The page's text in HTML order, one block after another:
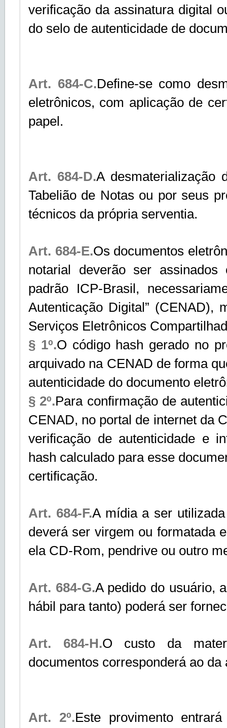
verificação da assinatura digital
do selo de autenticidade de
Art. 684-C.Define-se como
eletrônicos, com aplicação de
papel.
Art. 684-D.A desmaterialização
Tabelião de Notas ou por seus
técnicos da própria serventia.
Art. 684-E.Os documentos
notarial deverão ser
padrão ICP-Brasil,
Autenticação Digital” (CENAD),
Serviços Eletrônicos
§ 1º.O código hash gerado no
arquivado na CENAD de forma
autenticidade do documento
§ 2º.Para confirmação de
CENAD, no portal de internet da
verificação de autenticidade e
hash calculado para esse
certificação.
Art. 684-F.A mídia a ser
deverá ser virgem ou formatada
ela CD-Rom, pendrive ou outro
Art. 684-G.A pedido do usuário,
hábil para tanto) poderá ser
Art. 684-H.O custo da
documentos corresponderá ao
Art. 2º.Este provimento